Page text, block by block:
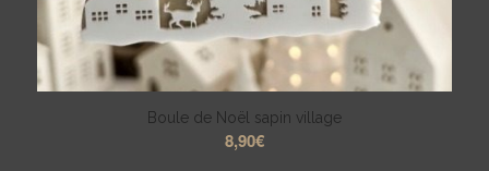
Boule de Noël sapin village
8,90€